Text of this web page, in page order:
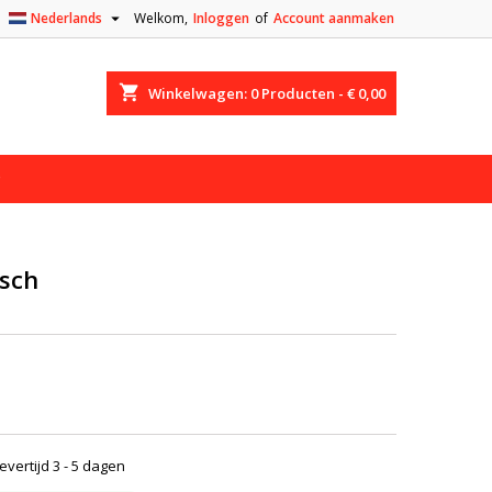
Welkom, Inloggen of Account aanmaken
Nederlands 
shopping_cart Winkelwagen: 0Producten - € 0,00
3 - 5 dagen